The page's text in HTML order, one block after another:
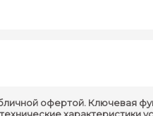
офертой. Ключевая